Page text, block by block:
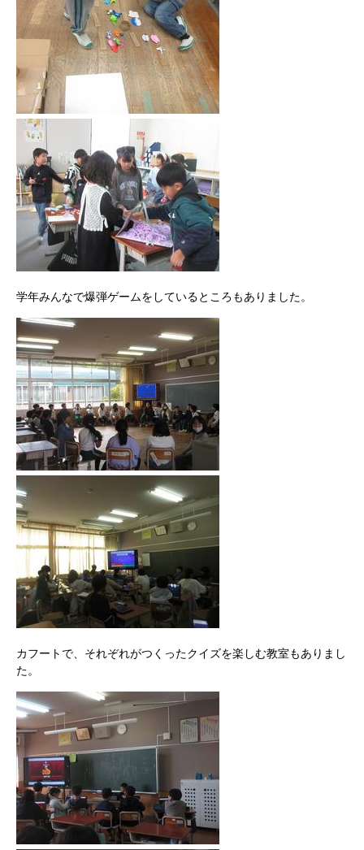
学年みんなで爆弾ゲームをしているところもありました。
カフートで、それぞれがつくったクイズを楽しむ教室もありまし
た。